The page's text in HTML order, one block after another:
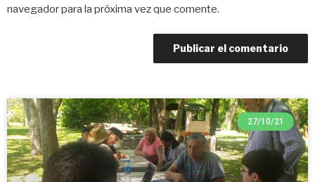
navegador para la próxima vez que comente.
27/10/21